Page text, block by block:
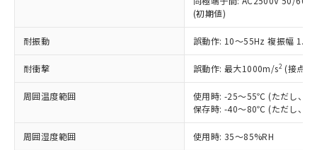
(初期値)
耐振動 誤動作: 10～55Hz 複振幅
耐衝撃 誤動作: 最大1000m/s2 (接点
周囲温度範囲
使用時: -25～55℃ (ただし、氷
保存時: -40～80℃ (ただし、氷
周囲湿度範囲 使用時: 35～85%RH
正式な納期状況および標準価格はお客
様のお取引先、またはお客様担当のオ
ムロン制御機器販売店・当社販売員に
オムロン制御機器販売店や当社販売拠
販売ネットワーク
」をご確認
事前の承諾なく第三者に漏洩または開
(PBDE) 1000ppm以下、フタル酸ビス(2-エチルヘキシ
ル) (DEHP)(別名：DOP) 1000ppm以下、フタル酸ブチ
（DBP） 1000ppm以下、フタル酸ジイソブチル
但し、RoHS指令で産業用監視および制御機器に対する
フタル酸エステル類の４物質については閾値を超える意
図的な使用がないことを確認しています。
※2 対応予定月
ニル類) : 1000ppm、 PBDEs(ポリ臭化ジフェニルエーテ
イソブチル) : 1000ppm、 BBP(フタル酸ブチルベンジ
DEHP(フタル酸ビス(2-エチルヘキシル)) : 1000ppm
「ｅ」：有害物質（10物質）のすべてが基
当社は規制貨物を破棄する場合は、完
全に破砕するなど、違法に輸出されな
いよう必要な手段を講じます。
当社は貴社製品を、核兵器、ミサイ
ル、化学兵器、生物兵器またはその他
武器並びにこれらの製造装置等に一切
当社は、貴社製品を第三者に販売する
場合は、上記1、2および3の内容を当
一定数以上の在庫あり
一定数には満たないが在庫あり
在庫なし(最新の在庫状況につ
いては、お客様のお取引先、ま
たはお客様担当のオムロン制御
機器販売店・当社販売員にご確